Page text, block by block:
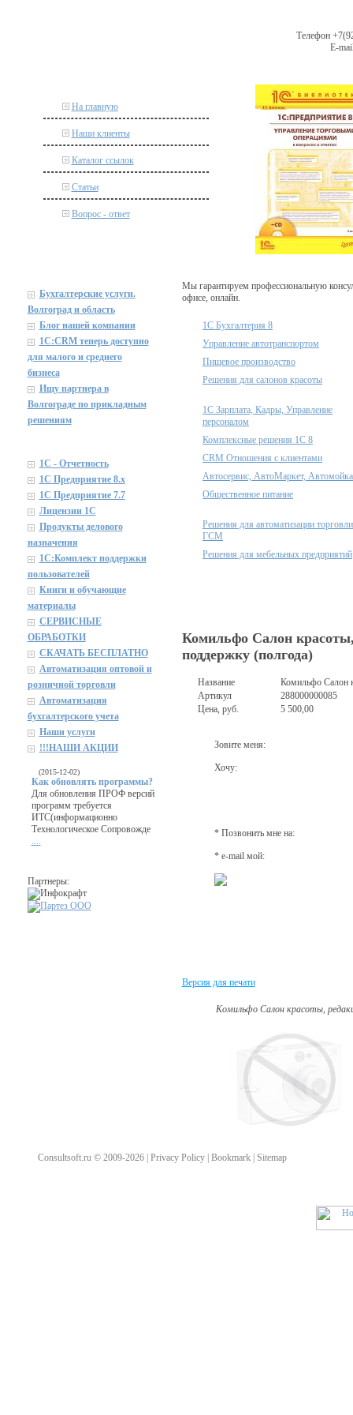
Телефон
E-
На главную
Наши клиенты
Каталог ссылок
Статьи
Вопрос - ответ
Бухгалтерские услуги.
Волгоград и область
Блог нашей компании
1C:CRM теперь доступно
для малого и среднего
бизнеса
Ищу партнера в
Волгограде по прикладным
решениям
1С - Отчетность
1С Предприятие 8.x
1С Предприятие 7.7
Лицензии 1С
Продукты делового
назначения
1C:Комплект поддержки
пользователей
Книги и обучающие
материалы
СЕРВИСНЫЕ
ОБРАБОТКИ
СКАЧАТЬ БЕСПЛАТНО
Автоматизация оптовой и
розничной торговли
Автоматизация
бухгалтерского учета
Наши услуги
!!!НАШИ АКЦИИ
(2015-12-02)
Как обновлять программы?
Для обновления ПРОФ версий
программ требуется
ИТС(информационно
Технологическое Сопровожде
....
Партнеры:
Мы гарантируем профессиональную
офисе, онлайн.
1С Бухгалтерия 8
Управление автотранспортом
Пищевое производство
Решения для салонов красоты
1С Зарплата, Кадры, Управление
персоналом
Комплексные решения 1С 8
CRM Отношения с клиентами
Автосервис, АвтоМаркет, Автомойка
Общественное питание
Решения для автоматизации торговли
ГСМ
Решения для мебельных предприятий
Комильфо Салон
поддержку (полгода)
Название
Комильфо Салон
Артикул
288000000085
Цена, руб.
5 500,00
Зовите меня:
Хочу:
* Позвонить мне на:
* e-mail мой:
Версия для печати
Комильфо Салон красоты,
Consultsoft.ru © 2009-2026 | Privacy Policy | Bookmark | Sitemap